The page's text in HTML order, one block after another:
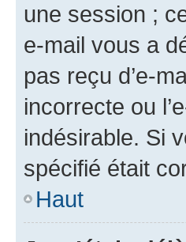
une session ;
e-mail vous a
pas reçu d’e-
incorrecte ou
indésirable. Si
spécifié était
Haut